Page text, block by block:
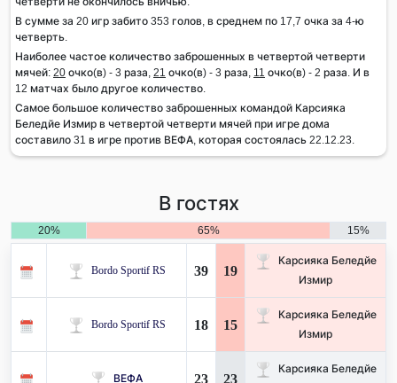
В сумме за 20 игр забито 353 голов, в среднем по 17,7 очка за 4-ю
четверть.
Наиболее частое количество заброшенных в четвертой четверти
мячей: 20 очко(в) - 3 раза, 21 очко(в) - 3 раза, 11 очко(в) - 2 раза. И в
12 матчах было другое количество.
Самое большое количество заброшенных командой Карсияка
Беледйе Измир в четвертой четверти мячей при игре дома
составило 31 в игре против ВЕФА, которая состоялась 22.12.23.
В гостях
20% 65% 15%
Bordo Sportif RS 39 19
Карсияка Беледйе
Измир
Bordo Sportif RS 18 15
Карсияка Беледйе
Измир
ВЕФА 23 23
Карсияка Беледйе